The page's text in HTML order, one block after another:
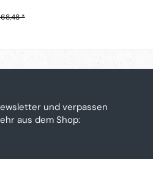
*
und verpassen
aus dem Shop: